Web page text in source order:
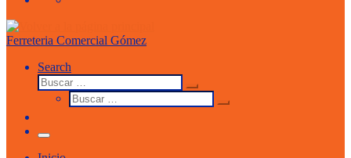
Ferreteria Comercial Gómez
Search
Buscar
Buscar
…
Buscar
Buscar
Menu